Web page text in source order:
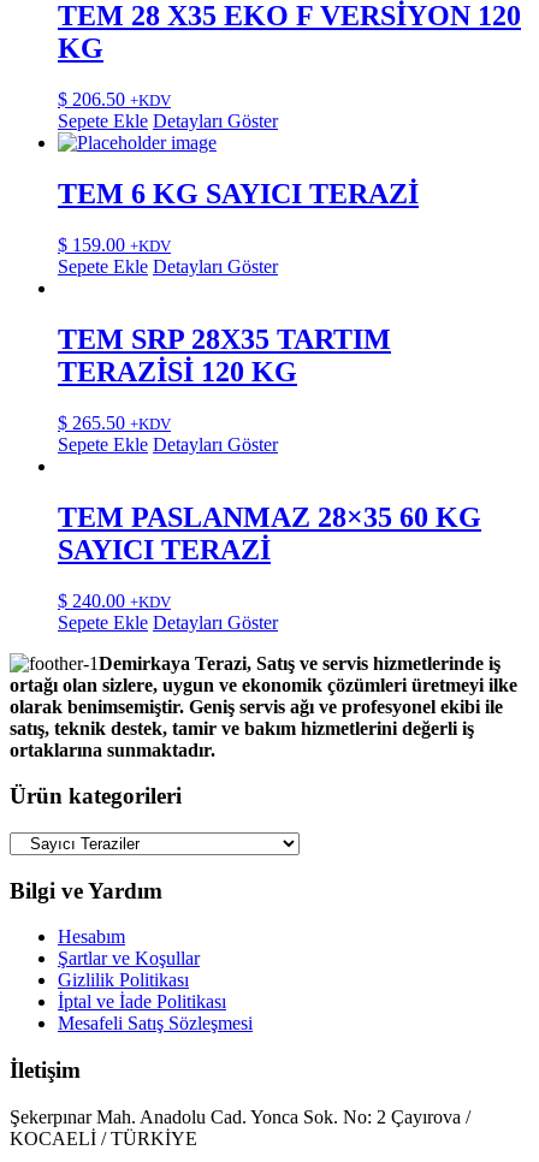
TEM 28 X35 EKO F VERSİYON 120
KG
$ 206.50 +KDV
Sepete Ekle Detayları Göster
TEM 6 KG SAYICI TERAZİ
$ 159.00 +KDV
Sepete Ekle Detayları Göster
TEM SRP 28X35 TARTIM
TERAZİSİ 120 KG
$ 265.50 +KDV
Sepete Ekle Detayları Göster
TEM PASLANMAZ 28×35 60 KG
SAYICI TERAZİ
$ 240.00 +KDV
Sepete Ekle Detayları Göster
Demirkaya Terazi, Satış ve servis hizmetlerinde iş
ortağı olan sizlere, uygun ve ekonomik çözümleri üretmeyi ilke
olarak benimsemiştir. Geniş servis ağı ve profesyonel ekibi ile
satış, teknik destek, tamir ve bakım hizmetlerini değerli iş
ortaklarına sunmaktadır.
Ürün kategorileri
Bilgi ve Yardım
Hesabım
Şartlar ve Koşullar
Gizlilik Politikası
İptal ve İade Politikası
Mesafeli Satış Sözleşmesi
İletişim
Şekerpınar Mah. Anadolu Cad. Yonca Sok. No: 2 Çayırova /
KOCAELİ / TÜRKİYE